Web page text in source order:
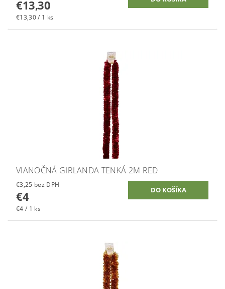
€13,30
€13,30 / 1 ks
VIANOČNÁ GIRLANDA TENKÁ 2M RED
€3,25 bez DPH
€4
€4 / 1 ks